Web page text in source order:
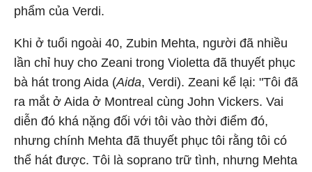
phẩm của Verdi.
Khi ở tuổi ngoài 40, Zubin Mehta, người đã nhiều
lần chỉ huy cho Zeani trong Violetta đã thuyết phục
bà hát trong Aida (Aida, Verdi). Zeani kể lại: "Tôi đã
ra mắt ở Aida ở Montreal cùng John Vickers. Vai
diễn đó khá nặng đối với tôi vào thời điểm đó,
nhưng chính Mehta đã thuyết phục tôi rằng tôi có
thể hát được. Tôi là soprano trữ tình, nhưng Mehta